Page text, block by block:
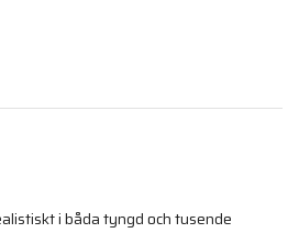
i båda tyngd och tusende